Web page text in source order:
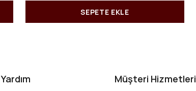
SEPETE EKLE
Yardım Müşteri Hizmetleri